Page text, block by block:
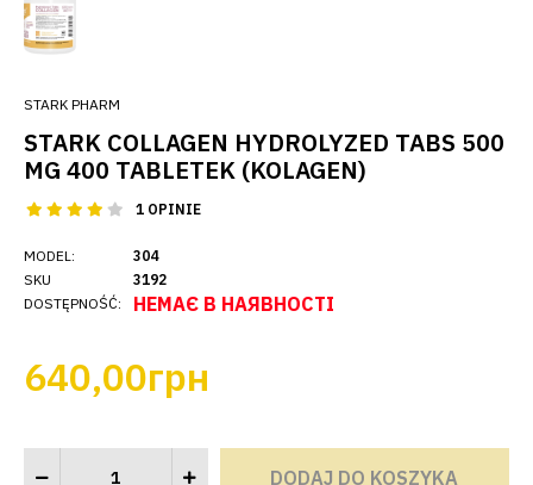
STARK PHARM
STARK COLLAGEN HYDROLYZED TABS 500
MG 400 TABLETEK (KOLAGEN)
1 OPINIE
MODEL:
SKU
DOSTĘPNOŚĆ:
304
3192
НЕМАЄ В НАЯВНОСТІ
640,00грн